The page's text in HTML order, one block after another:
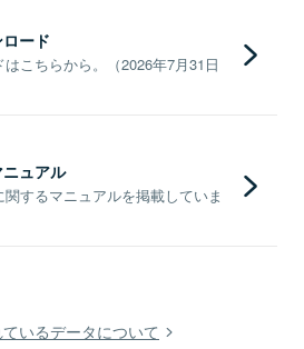
ード
こちらから。（2026年7月31日
ュアル
するマニュアルを掲載していま
いるデータについて